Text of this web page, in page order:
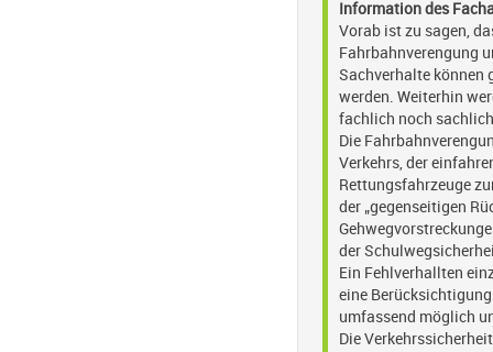
Information des
Vorab ist zu sagen,
Fahrbahnverengung
Sachverhalte können
werden. Weiterhin
fachlich noch
Die
Verkehrs, der
Rettungsfahrzeuge
der „gegenseitigen
der
Ein Fehlverhallten
eine
umfassend möglich
Die